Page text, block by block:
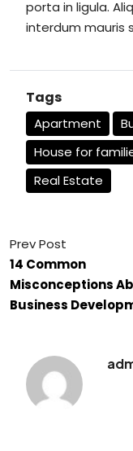
porta in ligula.
interdum mauris
Tags
Apartment
House for
Real Estate
Prev Post
14 Common
Misconceptions
Business